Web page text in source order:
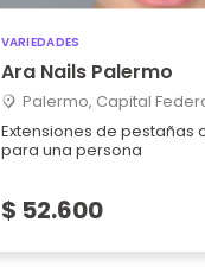
VARIEDADES
Ara Nails Palermo
Palermo, Capital
Extensiones de pestañas
para una persona
$ 52.600